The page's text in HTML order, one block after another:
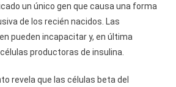
un único gen que causa una forma
de los recién nacidos. Las
pueden incapacitar y, en última
productoras de insulina.
revela que las células beta del